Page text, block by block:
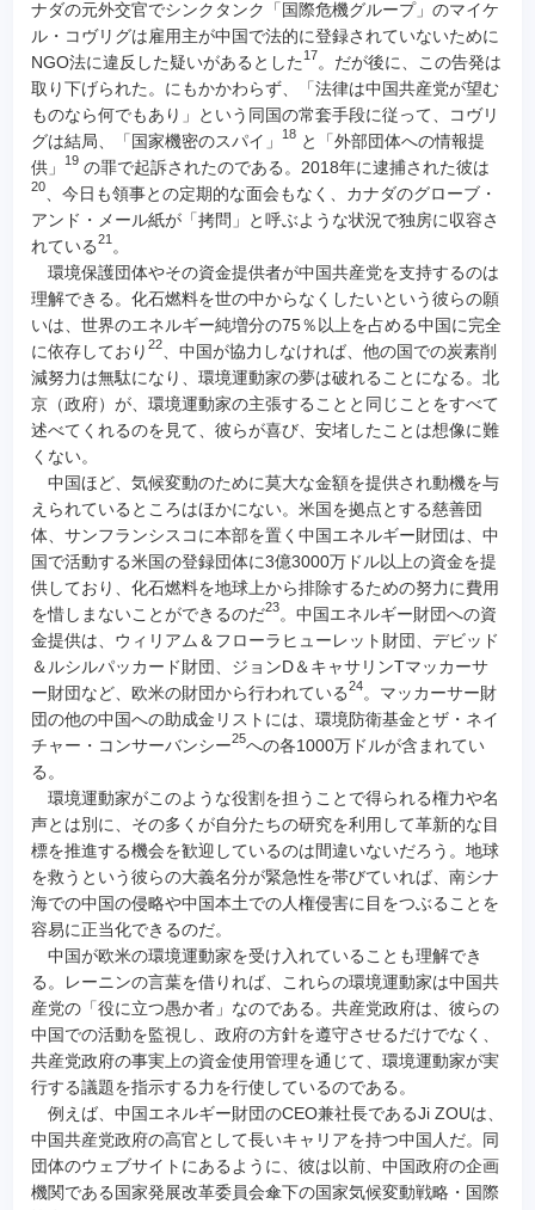
ナダの元外交官でシンクタンク「国際危機グループ」のマイケ
ル・コヴリグは雇用主が中国で法的に登録されていないために
NGO法に違反した疑いがあるとした 17。だが後に、この告発は
取り下げられた。にもかかわらず、「法律は中国共産党が望む
ものなら何でもあり」という同国の常套手段に従って、コヴリ
グは結局、「国家機密のスパイ」
18と「外部団体への情報提
供」
19の罪で起訴されたのである。2018年に逮捕された彼は
20、今日も領事との定期的な面会もなく、カナダのグローブ・
アンド・メール紙が「拷問」と呼ぶような状況で独房に収容さ
れている21。
環境保護団体やその資金提供者が中国共産党を支持するのは
理解できる。化石燃料を世の中からなくしたいという彼らの願
いは、世界のエネルギー純増分の75％以上を占める中国に完全
に依存しており 22、中国が協力しなければ、他の国での炭素削
減努力は無駄になり、環境運動家の夢は破れることになる。北
京（政府）が、環境運動家の主張することと同じことをすべて
述べてくれるのを見て、彼らが喜び、安堵したことは想像に難
くない。
中国ほど、気候変動のために莫大な金額を提供され動機を与
えられているところはほかにない。米国を拠点とする慈善団
体、サンフランシスコに本部を置く中国エネルギー財団は、中
国で活動する米国の登録団体に3億3000万ドル以上の資金を提
供しており、化石燃料を地球上から排除するための努力に費用
を惜しまないことができるのだ23。中国エネルギー財団への資
金提供は、ウィリアム＆フローラヒューレット財団、デビッド
＆ルシルパッカード財団、ジョンD＆キャサリンTマッカーサ
ー財団など、欧米の財団から行われている24。マッカーサー財
団の他の中国への助成金リストには、環境防衛基金とザ・ネイ
チャー・コンサーバンシー25への各1000万ドルが含まれてい
る。
環境運動家がこのような役割を担うことで得られる権力や名
声とは別に、その多くが自分たちの研究を利用して革新的な目
標を推進する機会を歓迎しているのは間違いないだろう。地球
を救うという彼らの大義名分が緊急性を帯びていれば、南シナ
海での中国の侵略や中国本土での人権侵害に目をつぶることを
容易に正当化できるのだ。
中国が欧米の環境運動家を受け入れていることも理解でき
る。レーニンの言葉を借りれば、これらの環境運動家は中国共
産党の「役に立つ愚か者」なのである。共産党政府は、彼らの
中国での活動を監視し、政府の方針を遵守させるだけでなく、
共産党政府の事実上の資金使用管理を通じて、環境運動家が実
行する議題を指示する力を行使しているのである。
例えば、中国エネルギー財団のCEO兼社長であるJi ZOUは、
中国共産党政府の高官として長いキャリアを持つ中国人だ。同
団体のウェブサイトにあるように、彼は以前、中国政府の企画
機関である国家発展改革委員会傘下の国家気候変動戦略・国際